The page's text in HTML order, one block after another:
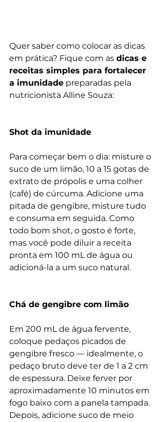
Quer saber como colocar as dicas
em prática? Fique com as dicas e
receitas simples para fortalecer
a imunidade preparadas pela
nutricionista Alline Souza:
Shot da imunidade
Para começar bem o dia: misture o
suco de um limão, 10 a 15 gotas de
extrato de própolis e uma colher
(café) de cúrcuma. Adicione uma
pitada de gengibre, misture tudo
e consuma em seguida. Como
todo bom shot, o gosto é forte,
mas você pode diluir a receita
pronta em 100 mL de água ou
adicioná-la a um suco natural.
Chá de gengibre com limão
Em 200 mL de água fervente,
coloque pedaços picados de
gengibre fresco — idealmente, o
pedaço bruto deve ter de 1 a 2 cm
de espessura. Deixe ferver por
aproximadamente 10 minutos em
fogo baixo com a panela tampada.
Depois, adicione suco de meio